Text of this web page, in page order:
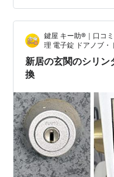
ロックの「MCY-467」
了しました。 こちらは
で、ピッキングに対す
鍵屋 キー助®｜口コ
理 電子錠 ドアノブ
新居の玄関のシリ
換